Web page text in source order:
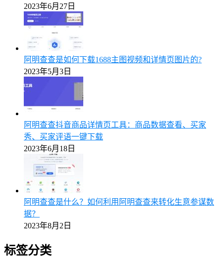
2023年6月27日
阿明查查是如何下载1688主图视频和详情页图片的?
2023年5月3日
阿明查查抖音商品详情页工具：商品数据查看、买家
秀、买家评语一键下载
2023年6月18日
阿明查查是什么？如何利用阿明查查来转化生意参谋数
据？
2023年8月2日
标签分类